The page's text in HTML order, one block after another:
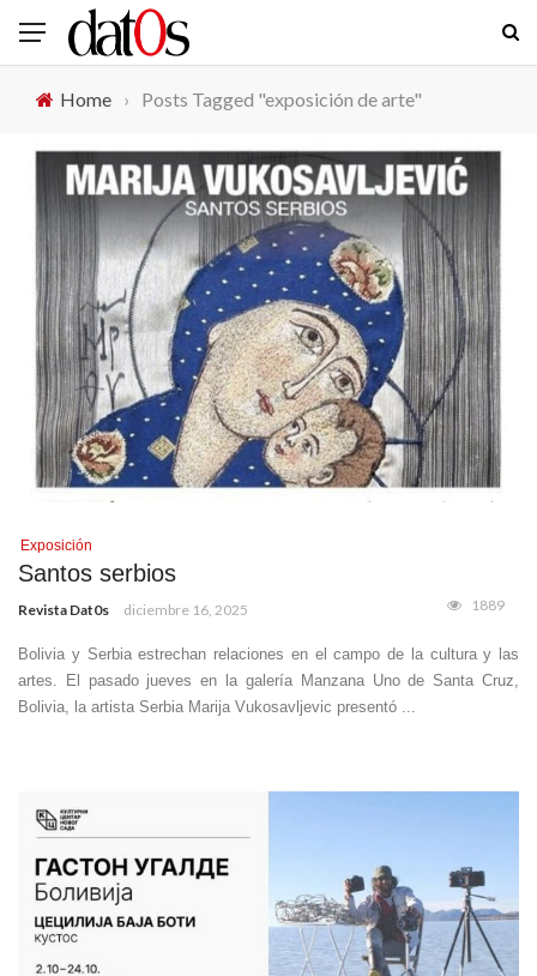
Home › Posts Tagged "exposición de arte"
Exposición
Santos serbios
Revista Dat0s diciembre 16, 2025 1889
Bolivia y Serbia estrechan relaciones en el campo de la cultura y las
artes. El pasado jueves en la galería Manzana Uno de Santa Cruz,
Bolivia, la artista Serbia Marija Vukosavljevic presentó ...